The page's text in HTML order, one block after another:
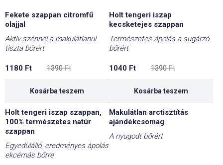
-15%
Fekete szappan citromfű
olajjal
Aktív szénnel a makulátlanul
tiszta bőrért
1390Ft
price
1180 Ft
price
Kosárba teszem
Holt tengeri iszap
kecsketejes szappan
Természetes ápolás a sugárzó
bőrért
1390Ft
price
1040 Ft
price
Kosárba teszem
Holt tengeri iszap szappan,
100% természetes natúr
szappan
Egyedülálló, eredményes ápolás
ekcémás bőrre
Makulátlan arctisztítás
ajándékcsomag
A nyugodt bőrért